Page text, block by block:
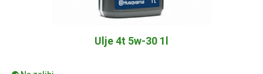
Ulje 4t 5w-30 1l